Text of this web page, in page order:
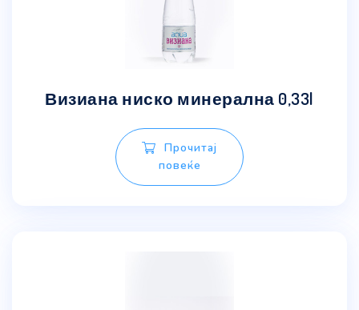
Визиана ниско минерална 0,33l
Прочитај
повеќе